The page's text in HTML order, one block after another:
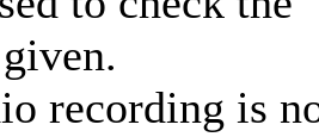
recording is